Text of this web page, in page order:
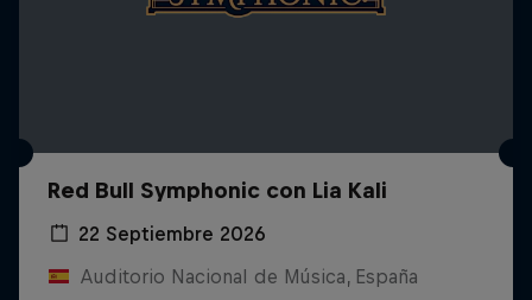
Red Bull Symphonic con Lia Kali
22 Septiembre 2026
Auditorio Nacional de Música, España